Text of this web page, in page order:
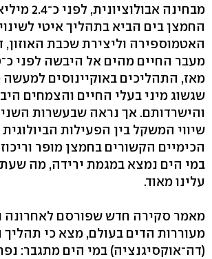
מבחינה
החמצן בים הביא בתהליך איטי
האטמוספירה וליצירת שכבת
מאז, התהליכים באוקיינוסים
שגשוג מיני בעלי החיים והצמחים
והישרדותם. אך נראה שבעשרות
שיווי המשקל בין הפעילות
הכימיים הקשורים בחמצן מופר
במי הים נמצא במגמת ירידה, מה
עלינו מאוד.
מאמר סקירה חדש שפורסם לאחרונה
מעוררות הדים בעולם, מצא כי
(דה־אוקסיגנציה) במי הים מתגבר: